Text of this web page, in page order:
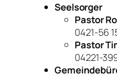
Seelsorger
Pastor
0421-56
Pastor
04221-